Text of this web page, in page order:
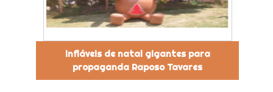
infláveis de natal gigantes para
propaganda Raposo Tavares